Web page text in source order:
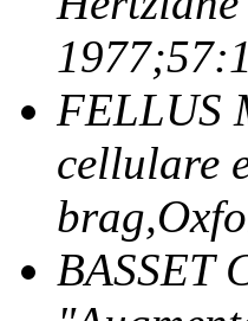
FELLUS
cellulare
BASSET